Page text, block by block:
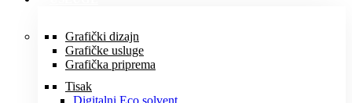
Grafički dizajn
Grafičke usluge
Grafička priprema
Tisak
Digitalni Eco solvent